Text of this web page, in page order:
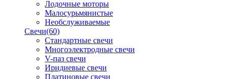
Лодочные моторы
Малосурьмянистые
Необслуживаемые
Свечи(60)
Стандартные свечи
Многоэлектродные свечи
V-паз свечи
Иридиевые свечи
Платиновые свечи